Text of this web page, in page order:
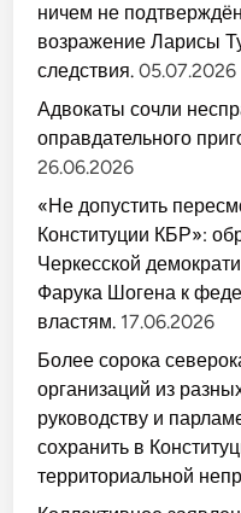
ничем не
возражение Ларисы
следствия. 05.07.2026
Адвокаты сочли
оправдательного
26.06.2026
«Не допустить
Конституции КБР»:
Черкесской
Фарука Шогена к
властям. 17.06.2026
Более сорока
организаций из
руководству и
сохранить в
территориальной